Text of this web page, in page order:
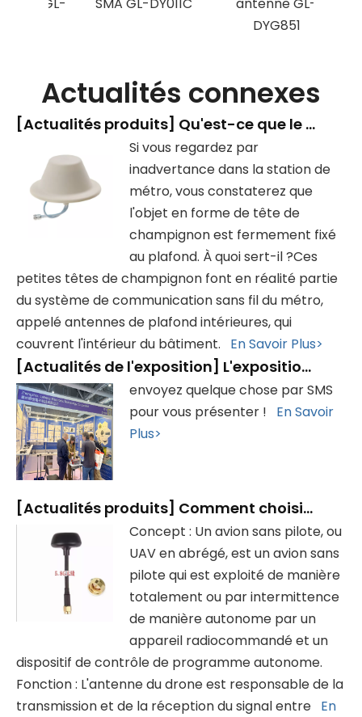
DYG851
Actualités connexes
[Actualités produits] Qu'est-ce que le dispositif en forme de « tête de champignon » dans la station de métro ?
Si vous regardez par
inadvertance dans la station de
métro, vous constaterez que
l'objet en forme de tête de
champignon est fermement fixé
au plafond. À quoi sert-il ?Ces
petites têtes de champignon font en réalité partie
du système de communication sans fil du métro,
appelé antennes de plafond intérieures, qui
couvrent l'intérieur du bâtiment. En Savoir Plus>
[Actualités de l'exposition] L'exposition s'est terminée avec succès, merci de votre visite !
envoyez quelque chose par SMS
pour vous présenter ! En Savoir
Plus>
[Actualités produits] Comment choisir une antenne de drone
Concept : Un avion sans pilote, ou
UAV en abrégé, est un avion sans
pilote qui est exploité de manière
totalement ou par intermittence
de manière autonome par un
appareil radiocommandé et un
dispositif de contrôle de programme autonome.
Fonction : L'antenne du drone est responsable de la
transmission et de la réception du signal entre En